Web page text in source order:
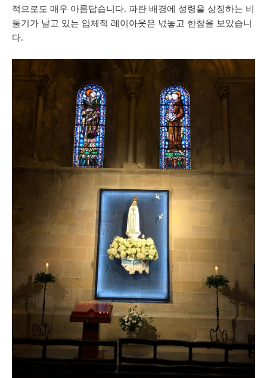
적으로도 매우 아름답습니다. 파란 배경에 성령을 상징하는 비
둘기가 날고 있는 입체적 레이아웃은 넋놓고 한참을 보았습니
다.